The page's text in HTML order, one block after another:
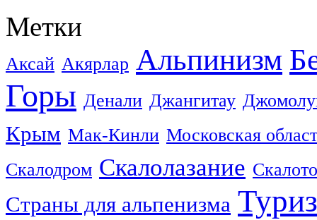
Метки
Аксай Акярлар Альпинизм
Горы Денали Джангитау
Крым Мак-Кинли Московская
Скалодром Скалолазание
Страны для альпенизма